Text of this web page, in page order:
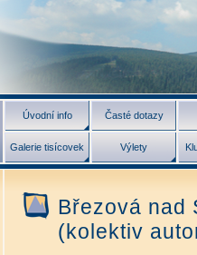
Úvodní info Časté dotazy
Galerie tisícovek Výlety
Březová nad
(kolektiv